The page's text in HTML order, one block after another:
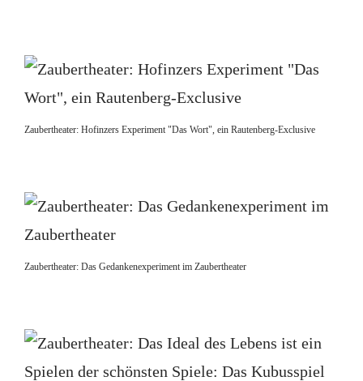
Zaubertheater: Hofinzers Experiment "Das Wort", ein Rautenberg-Exclusive
Zaubertheater: Das Gedankenexperiment im Zaubertheater